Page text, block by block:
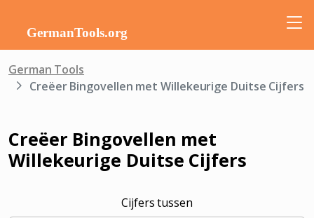
German Tools
Creëer Bingovellen met Willekeurige Duitse Cijfers
Creëer Bingovellen met
Willekeurige Duitse Cijfers
Cijfers tussen